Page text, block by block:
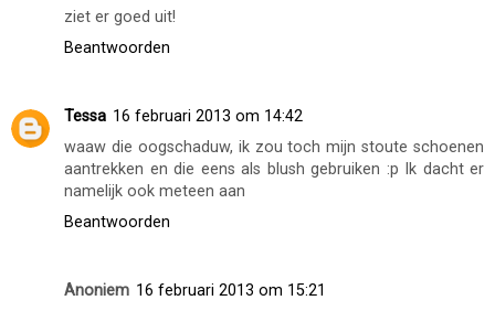
ziet er goed uit!
Beantwoorden
Tessa 16 februari 2013 om 14:42
waaw die oogschaduw, ik zou toch mijn stoute schoenen
aantrekken en die eens als blush gebruiken :p Ik dacht er
namelijk ook meteen aan
Beantwoorden
Anoniem 16 februari 2013 om 15:21